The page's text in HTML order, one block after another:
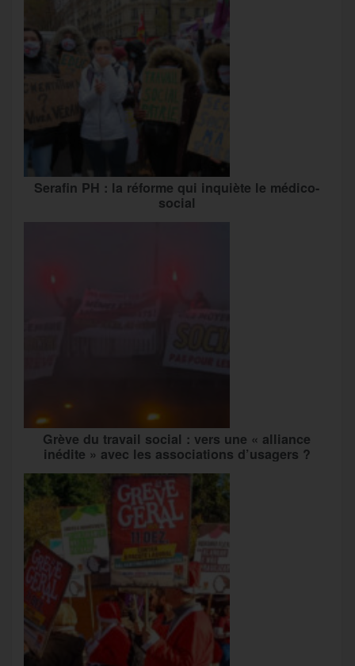
Serafin PH : la réforme qui inquiète le médico-
social
Grève du travail social : vers une « alliance
inédite » avec les associations d’usagers ?